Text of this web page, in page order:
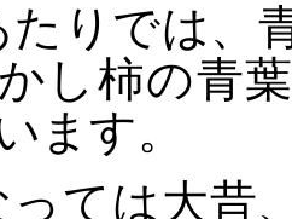
たりでは、
し柿の青
ます。
っては大昔